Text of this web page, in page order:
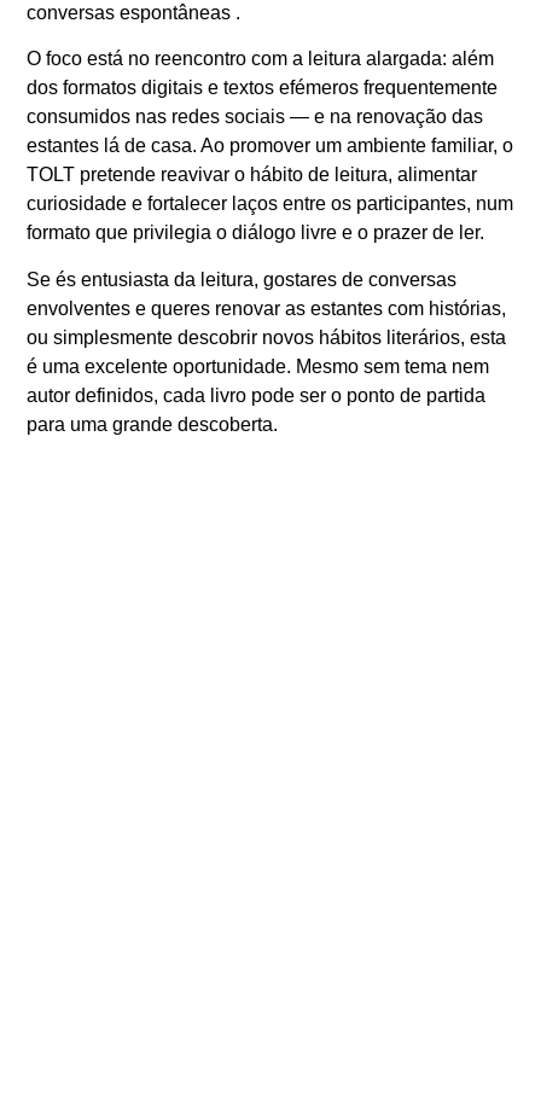
conversas espontâneas .
O foco está no reencontro com a leitura alargada: a lém
dos formatos digitais e textos efémeros frequentemente
consumidos nas redes sociais — e na renovação das
estantes lá de casa. Ao promover um ambiente familiar, o
TOLT pretende reavivar o hábito de leitura, alimentar
curiosidade e fortalecer laços entre os participantes, num
formato que privilegia o diálogo livre e o prazer de ler.
Se és entusiasta da leitura, gostares de conversas
envolventes e queres renovar as estantes com histórias,
ou simplesmente descobrir novos hábitos literários, esta
é uma excelente oportunidade. Mesmo sem tema nem
autor definidos, cada livro pode ser o ponto de partida
para uma grande descoberta.